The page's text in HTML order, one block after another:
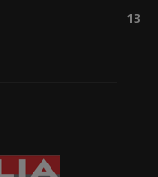
13